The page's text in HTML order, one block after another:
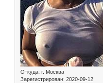
Откуда: г. Москва
Зарегистрирован: 2020-09-12